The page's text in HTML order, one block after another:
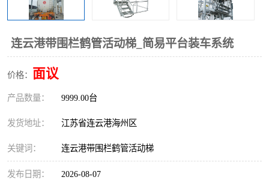
连云港带围栏鹤管活动梯_简易平台装车系统
价格： 面议
产品数量： 9999.00台
发货地址： 江苏省连云港海州区
关键词： 连云港带围栏鹤管活动梯
发布日期： 2026-08-07